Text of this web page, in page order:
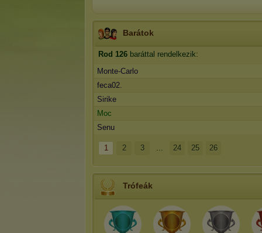
Barátok
Rod 126 baráttal rendelkezik:
Monte-Carlo
feca02.
Sirike
Moc
Senu
1 2 3 ... 24 25 26
Trófeák